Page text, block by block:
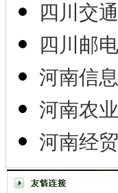
四川交
四川邮
河南信
河南农
河南经